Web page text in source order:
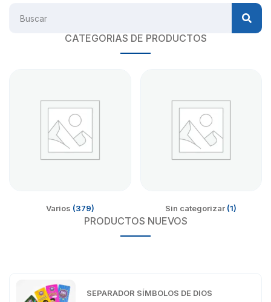
CATEGORIAS DE PRODUCTOS
Varios (379) Sin categorizar (1)
PRODUCTOS NUEVOS
SEPARADOR SÍMBOLOS DE DIOS